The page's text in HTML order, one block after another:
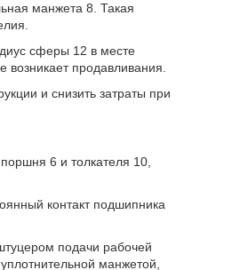
манжета 8. Такая
сферы 12 в месте
продавливания.
и снизить затраты при
6 и толкателя 10,
контакт подшипника
подачи рабочей
манжетой,